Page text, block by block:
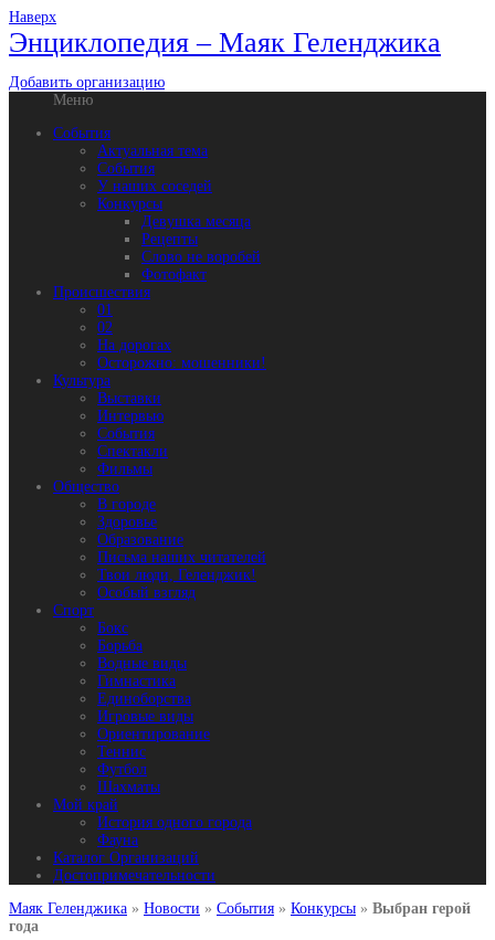
Наверх
Энциклопедия – Маяк Геленджика
Добавить организацию
Меню
События
Актуальная тема
События
У наших соседей
Конкурсы
Девушка месяца
Рецепты
Слово не воробей
Фотофакт
Происшествия
01
02
На дорогах
Осторожно: мошенники!
Культура
Выставки
Интервью
События
Спектакли
Фильмы
Общество
В городе
Здоровье
Образование
Письма наших читателей
Твои люди, Геленджик!
Особый взгляд
Спорт
Бокс
Борьба
Водные виды
Гимнастика
Единоборства
Игровые виды
Ориентирование
Теннис
Футбол
Шахматы
Мой край
История одного города
Фауна
Каталог Организаций
Достопримечательности
Маяк Геленджика » Новости » События » Конкурсы » Выбран герой
года